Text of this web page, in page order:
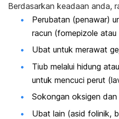
Berdasarkan keadaan anda,
Perubatan (penawar)
racun (fomepizole atau
Ubat untuk merawat
Tiub melalui hidung
untuk mencuci perut
Sokongan oksigen dan
Ubat lain (asid folinik,